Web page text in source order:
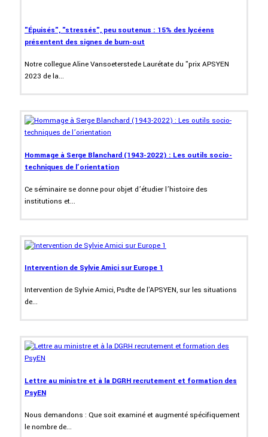
"Épuisés", "stressés", peu soutenus : 15% des lycéens
présentent des signes de burn-out
Notre collegue Aline Vansoeterstede Laurétate du "prix APSYEN
2023 de la...
Hommage à Serge Blanchard (1943-2022) : Les outils socio-
techniques de l’orientation
Ce séminaire se donne pour objet d’étudier l’histoire des
institutions et...
Intervention de Sylvie Amici sur Europe 1
Intervention de Sylvie Amici, Psdte de l'APSYEN, sur les situations
de...
Lettre au ministre et à la DGRH recrutement et formation des
PsyEN
Nous demandons : Que soit examiné et augmenté spécifiquement
le nombre de...